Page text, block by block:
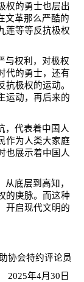
权的勇士也层出
文革那么严酷的
莲等等反抗极权
与权利，对极权
代的勇士，还有
极权的运动。
运动，再后来的
，代表着中国人
作为人类大家庭
也展示着中国人
底层到高知，
的庚脉。而这种
开启现代文明的
协会特约评论员
2025年4月 30 日